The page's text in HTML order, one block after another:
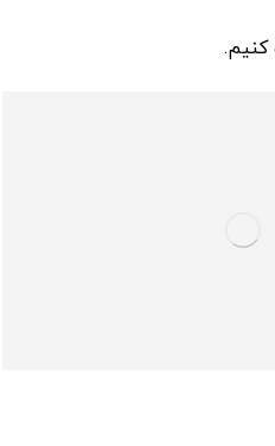
کنیم.